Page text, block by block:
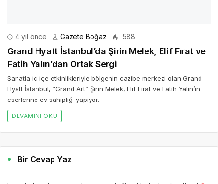
4 yıl önce Gazete Boğaz 588
Grand Hyatt İstanbul’da Şirin Melek, Elif Fırat ve
Fatih Yalın’dan Ortak Sergi
Sanatla iç içe etkinlikleriyle bölgenin cazibe merkezi olan Grand
Hyatt İstanbul, “Grand Art” Şirin Melek, Elif Fırat ve Fatih Yalın’ın
eserlerine ev sahipliği yapıyor.
DEVAMINI OKU
Bir Cevap Yaz